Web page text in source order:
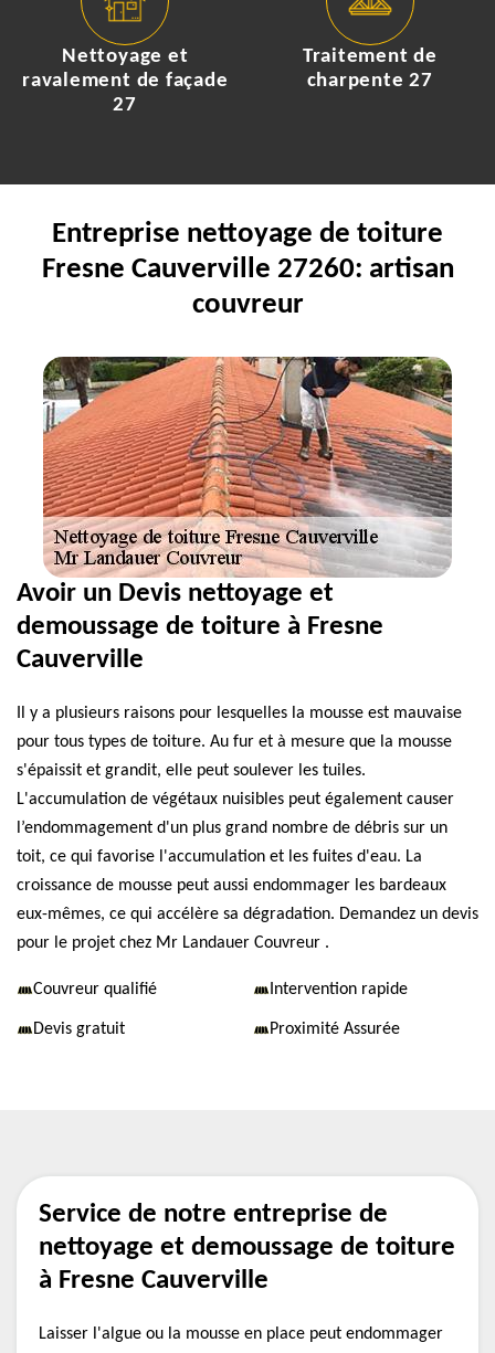
Nettoyage et
ravalement de façade
27
Traitement de
charpente 27
Entreprise nettoyage de toiture
Fresne Cauverville 27260: artisan
couvreur
Avoir un Devis nettoyage et
demoussage de toiture à Fresne
Cauverville
Il y a plusieurs raisons pour lesquelles la mousse est mauvaise
pour tous types de toiture. Au fur et à mesure que la mousse
s'épaissit et grandit, elle peut soulever les tuiles.
L'accumulation de végétaux nuisibles peut également causer
l’endommagement d'un plus grand nombre de débris sur un
toit, ce qui favorise l'accumulation et les fuites d'eau. La
croissance de mousse peut aussi endommager les bardeaux
eux-mêmes, ce qui accélère sa dégradation. Demandez un devis
pour le projet chez Mr Landauer Couvreur .
Couvreur qualifié Intervention rapide
Devis gratuit Proximité Assurée
Service de notre entreprise de
nettoyage et demoussage de toiture
à Fresne Cauverville
Laisser l'algue ou la mousse en place peut endommager